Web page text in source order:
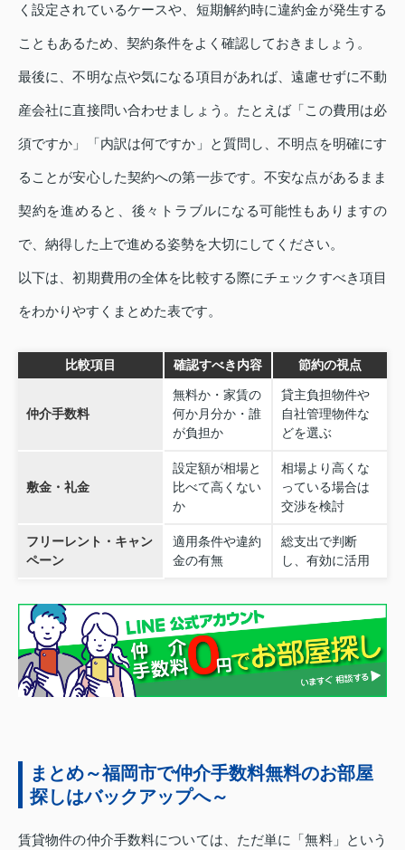
く設定されているケースや、短期解約時に違約金が発生する
こともあるため、契約条件をよく確認しておきましょう。
最後に、不明な点や気になる項目があれば、遠慮せずに不動
産会社に直接問い合わせましょう。たとえば「この費用は必
須ですか」「内訳は何ですか」と質問し、不明点を明確にす
ることが安心した契約への第一歩です。不安な点があるまま
契約を進めると、後々トラブルになる可能性もありますの
で、納得した上で進める姿勢を大切にしてください。
以下は、初期費用の全体を比較する際にチェックすべき項目
をわかりやすくまとめた表です。
比較項目 確認すべき内容 節約の視点
仲介手数料
無料か・家賃の
何か月分か・誰
が負担か
貸主負担物件や
自社管理物件な
どを選ぶ
敷金・礼金
設定額が相場と
比べて高くない
か
相場より高くな
っている場合は
交渉を検討
フリーレント・キャン
ペーン
適用条件や違約
金の有無
総支出で判断
し、有効に活用
まとめ～福岡市で仲介手数料無料のお部屋
探しはバックアップへ～
賃貸物件の仲介手数料については、ただ単に「無料」という